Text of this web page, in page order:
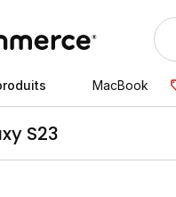
MacBook
S23